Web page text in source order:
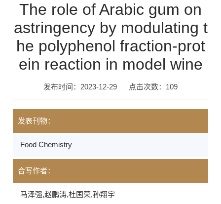
The role of Arabic gum on
astringency by modulating t
he polyphenol fraction-prot
ein reaction in model wine
发布时间：2023-12-29 点击次数： 109
发表刊物：
Food Chemistry
合写作者：
马泽强,赵鹏涛,杜国荣,孙翔宇